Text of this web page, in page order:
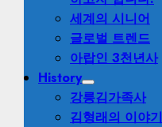
세계의 시니어
글로벌 트렌드
아랍인 3천년사
History
강릉김가족사
김형래의 이야기